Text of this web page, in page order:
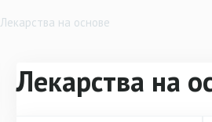
Лекарства на основе
Лекарства на